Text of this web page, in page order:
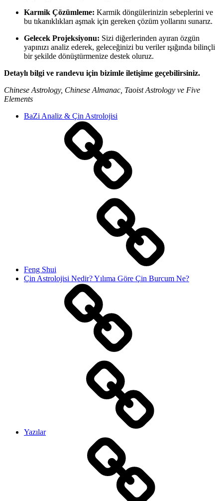
Karmik Çözümleme: Karmik döngülerinizin sebeplerini ve
bu tıkanıklıkları aşmak için gereken çözüm yollarını sunarız.
Gelecek Projeksiyonu: Sizi diğerlerinden ayıran özgün
yapınızı analiz ederek, geleceğinizi bu veriler ışığında bilinçli
bir şekilde dönüştürmenize destek oluruz.
Detaylı bilgi ve randevu için bizimle iletişime geçebilirsiniz.
Chinese Astrology, Chinese Almanac, Taoist Astrology ve Five
Elements
BaZi Analiz & Çin Astrolojisi
Feng Shui
Çin Astrolojisi Nedir? Yılıma Göre Çin Burcum Ne?
Yazılar